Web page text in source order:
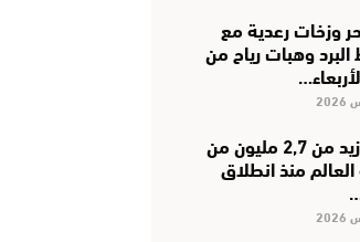
وزخات رعدية مع
وهبات رياح من
دخول أزيد من 2,7 مليون من
منذ انطلاق